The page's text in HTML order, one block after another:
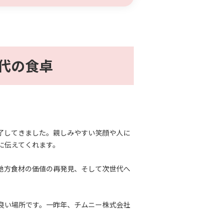
の食卓
てきました。親しみやすい笑顔や人に
えてくれます。
食材の価値の再発見、そして次世代へ
場所です。一昨年、チムニー株式会社